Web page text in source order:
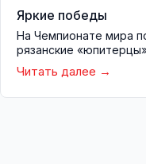
Яркие победы
На Чемпионате мира
рязанские
Читать далее